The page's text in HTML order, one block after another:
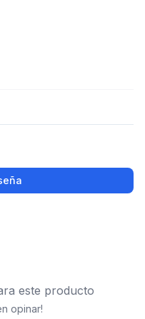
este producto
opinar!